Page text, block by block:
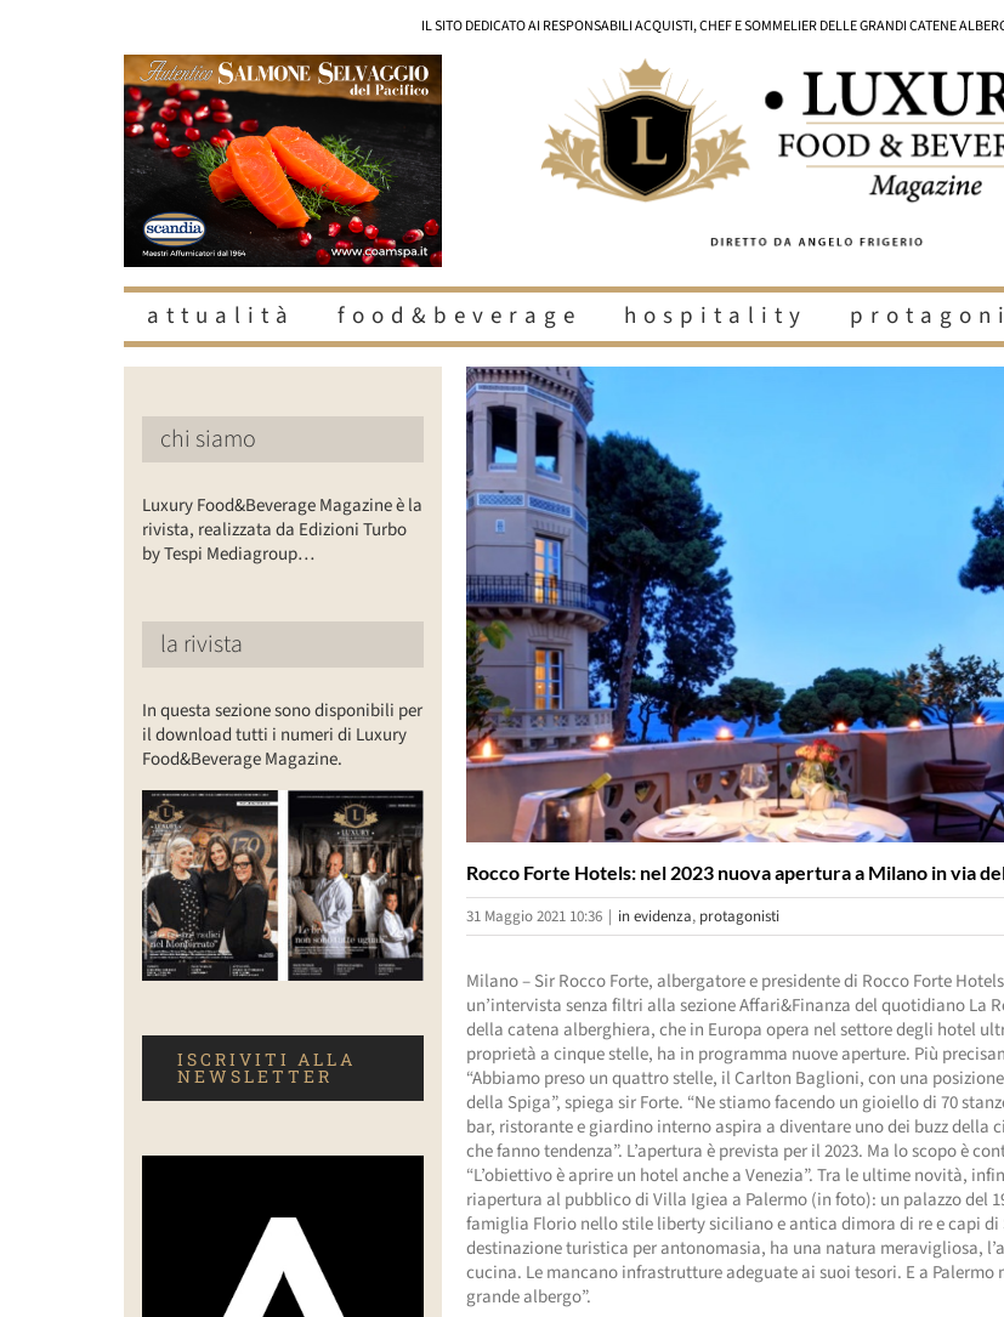
IL SITO DEDICATO AI RESPONSABILI ACQUISTI, CHEF E SOMMELIER DELLE GRANDI CATENE
attualità food&beverage hospitality
Ingrandisci
immagine
Rocco Forte Hotels: nel 2023 nuova apertura a Milano in via
31 Maggio 2021 10:36 | in evidenza, protagonisti
Milano – Sir Rocco Forte, albergatore e presidente di Rocco Forte
un’intervista senza filtri alla sezione Affari&Finanza del quotidiano La
della catena alberghiera, che in Europa opera nel settore degli hotel
proprietà a cinque stelle, ha in programma nuove aperture. Più
“Abbiamo preso un quattro stelle, il Carlton Baglioni, con una
della Spiga”, spiega sir Forte. “Ne stiamo facendo un gioiello di 70
bar, ristorante e giardino interno aspira a diventare uno dei buzz della
che fanno tendenza”. L’apertura è prevista per il 2023. Ma lo scopo è
“L’obiettivo è aprire un hotel anche a Venezia”. Tra le ultime novità,
riapertura al pubblico di Villa Igiea a Palermo (in foto): un palazzo del
famiglia Florio nello stile liberty siciliano e antica dimora di re e capi di
destinazione turistica per antonomasia, ha una natura meravigliosa,
cucina. Le mancano infrastrutture adeguate ai suoi tesori. E a Palermo
grande albergo”.
chi siamo
Luxury Food&Beverage Magazine è la
rivista, realizzata da Edizioni Turbo
by Tespi Mediagroup…
la rivista
In questa sezione sono disponibili per
il download tutti i numeri di Luxury
Food&Beverage Magazine.
ISCRIVITI ALLA
NEWSLETTER